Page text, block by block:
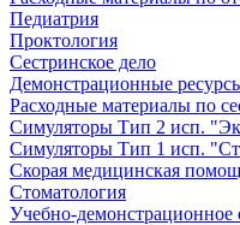
Педиатрия
Проктология
Сестринское дело
Демонстрационные
Расходные материалы по
Симуляторы Тип 2 исп.
Симуляторы Тип 1 исп.
Скорая медицинская
Стоматология
Учебно-демонстрационное